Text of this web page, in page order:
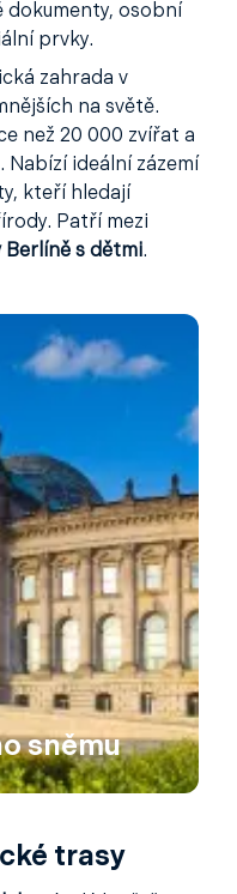
dokumenty, osobní
prvky.
zahrada v
na světě.
než 20 000 zvířat a
Nabízí ideální zázemí
kteří hledají
Patří mezi
Berlíně s dětmi.
sněmu
trasy